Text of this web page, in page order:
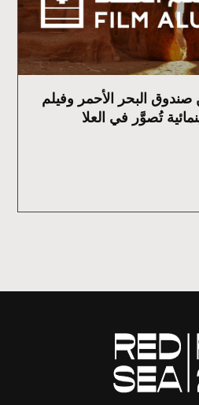
صندوق البحر الأحمر وفيلم
تُصوَّر في العلا